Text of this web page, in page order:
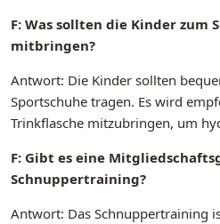
F: Was sollten die Kinder zum
mitbringen?
Antwort: Die Kinder sollten
Sportschuhe tragen. Es wird
Trinkflasche mitzubringen, um
F: Gibt es eine
Schnuppertraining?
Antwort: Das Schnuppertraining